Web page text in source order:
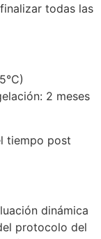
todas las
2 meses
tiempo post
dinámica
protocolo del